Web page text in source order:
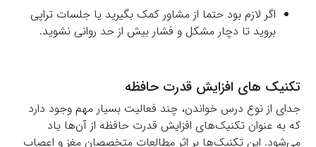
اگر لازم بود حتما از مشاور کمک بگیرید یا جلسات تراپی
بروید تا دچار مشکل و فشار بیش از حد روانی نشوید.
تکنیک های افزایش قدرت حافظه
جدای از نوع درس خواندن، چند فعالیت بسیار مهم وجود دارد
که به عنوان تکنیک‌های افزایش قدرت حافظه از آن‌ها یاد
می‌شود. این تکنیک‌ها بر اثر مطالعات متخصصان مغز و اعصاب